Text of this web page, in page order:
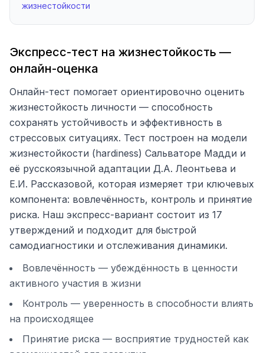
жизнестойкости
Экспресс-тест на жизнестойкость —
онлайн-оценка
Онлайн-тест помогает ориентировочно оценить
жизнестойкость личности — способность
сохранять устойчивость и эффективность в
стрессовых ситуациях. Тест построен на модели
жизнестойкости (hardiness) Сальваторе Мадди и
её русскоязычной адаптации Д.А. Леонтьева и
Е.И. Рассказовой, которая измеряет три ключевых
компонента: вовлечённость, контроль и принятие
риска. Наш экспресс-вариант состоит из 17
утверждений и подходит для быстрой
самодиагностики и отслеживания динамики.
Вовлечённость — убеждённость в ценности
активного участия в жизни
Контроль — уверенность в способности влиять
на происходящее
Принятие риска — восприятие трудностей как